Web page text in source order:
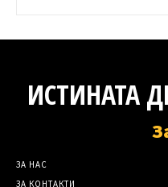
ИСТИНАТА
ЗА НАС
ЗА КОНТАКТИ